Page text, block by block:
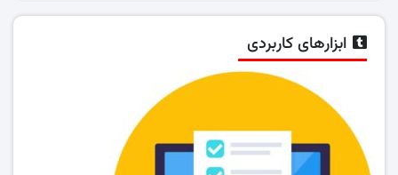
ابزارهای کاربردی